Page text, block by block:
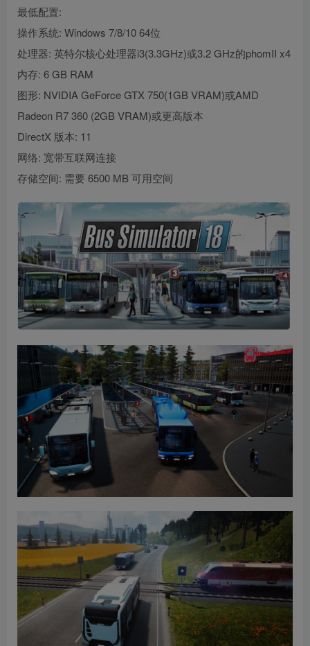
最低配置:
操作系统: Windows 7/8/10 64位
处理器: 英特尔核心处理器i3(3.3GHz)或3.2 GHz的phomII x4
内存: 6 GB RAM
图形: NVIDIA GeForce GTX 750(1GB VRAM)或AMD
Radeon R7 360 (2GB VRAM)或更高版本
DirectX 版本: 11
网络: 宽带互联网连接
存储空间: 需要 6500 MB 可用空间